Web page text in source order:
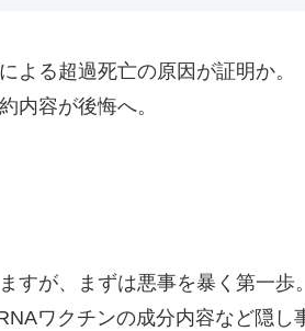
よる超過死亡の原因が証明か。
内容が後悔へ。
すが、まずは悪事を暴く第一歩。
ワクチンの成分内容など隠し